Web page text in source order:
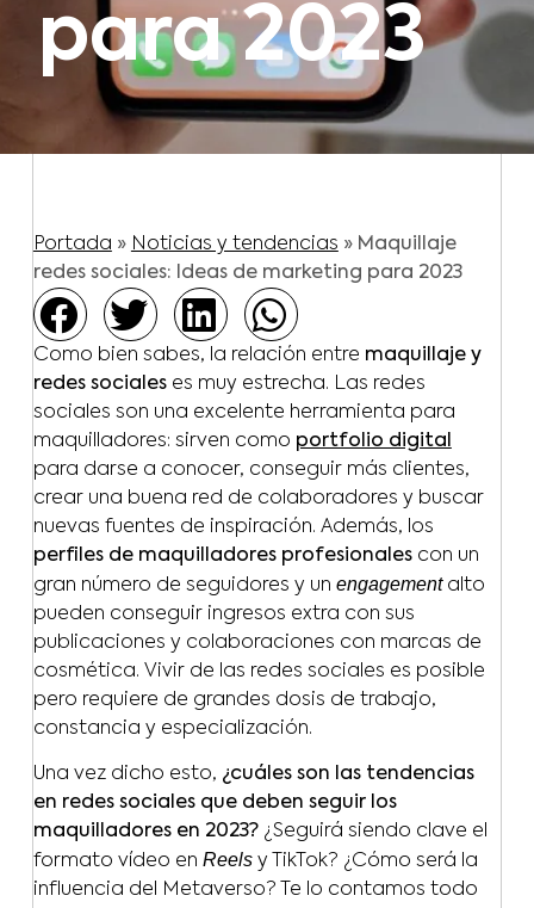
para 2023
Portada » Noticias y tendencias » Maquillaje
redes sociales: Ideas de marketing para 2023
Como bien sabes, la relación entre maquillaje y
redes socialeses muy estrecha. Las redes
sociales son una excelente herramienta para
maquilladores: sirven como portfolio digital
para darse a conocer, conseguir más clientes,
crear una buena red de colaboradores y buscar
nuevas fuentes de inspiración. Además, los
perfiles de maquilladores profesionalescon un
gran número de seguidores y un engagementalto
pueden conseguir ingresos extra con sus
publicaciones y colaboraciones con marcas de
cosmética. Vivir de las redes sociales es posible
pero requiere de grandes dosis de trabajo,
constancia y especialización.
Una vez dicho esto, ¿cuáles son las tendencias
en redes sociales que deben seguir los
maquilladores en 2023?¿Seguirá siendo clave el
formato vídeo en Reelsy TikTok? ¿Cómo será la
influencia del Metaverso? Te lo contamos todo